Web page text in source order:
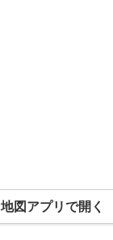
地図アプリで開く